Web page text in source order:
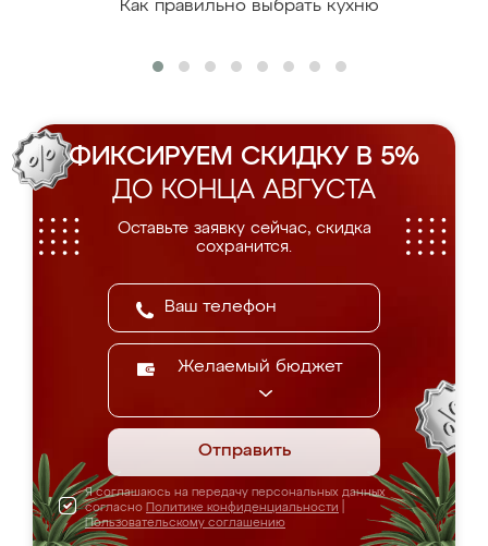
Как правильно выбрать кухню
ФИКСИРУЕМ СКИДКУ В 5%
ДО КОНЦА АВГУСТА
Оставьте заявку сейчас, скидка
сохранится.
Желаемый бюджет
Отправить
Я соглашаюсь на передачу персональных данных
согласно Политике конфиденциальности
Пользовательскому соглашению